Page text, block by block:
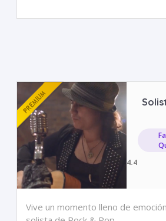
4.4
Vive un momento lleno de